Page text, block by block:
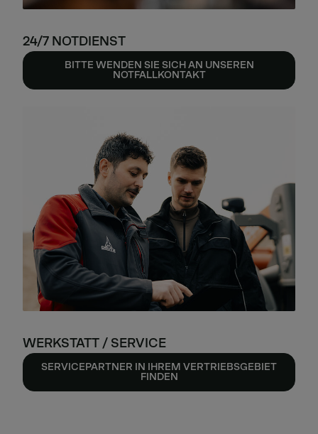
24/7 NOTDIENST
BITTE WENDEN SIE SICH AN UNSEREN
NOTFALLKONTAKT
WERKSTATT / SERVICE
SERVICEPARTNER IN IHREM VERTRIEBSGEBIET
FINDEN